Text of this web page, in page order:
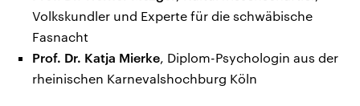
Volkskundler und Experte für die schwäbische
Fasnacht
Prof. Dr. Katja Mierke, Diplom-Psychologin aus der
rheinischen Karnevalshochburg Köln